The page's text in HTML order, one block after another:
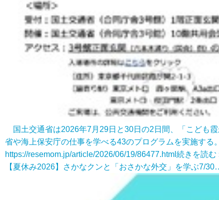
国土交通省は2026年7月29日と30日の2日間、「こども
省や海上保安庁の仕事を学べる43のプログラムを実施する。
https://resemom.jp/article/2026/06/19/86477.html 続きを読む
【夏休み2026】さかなクンと「おさかな外交」を学ぶ7/